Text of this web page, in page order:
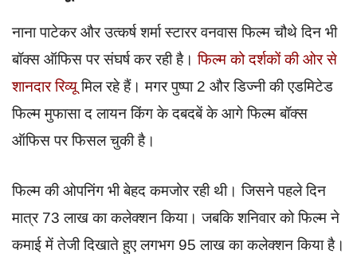
नाना पाटेकर और उत्कर्ष शर्मा स्टारर वनवास फिल्म चौथे दिन भी
बॉक्स ऑफिस पर संघर्ष कर रही है। फिल्म को दर्शकों की ओर से
शानदार रिव्यूमिल रहे हैं। मगर पुष्पा 2 और डिज्नी की एडमिटेड
फिल्म मुफासा द लायन किंग के दबदबें के आगे फिल्म बॉक्स
ऑफिस पर फिसल चुकी है।
फिल्म की ओपनिंग भी बेहद कमजोर रही थी। जिसने पहले दिन
मात्र 73 लाख का कलेक्शन किया। जबकि शनिवार को फिल्म ने
कमाई में तेजी दिखाते हुए लगभग 95 लाख का कलेक्शन किया है।